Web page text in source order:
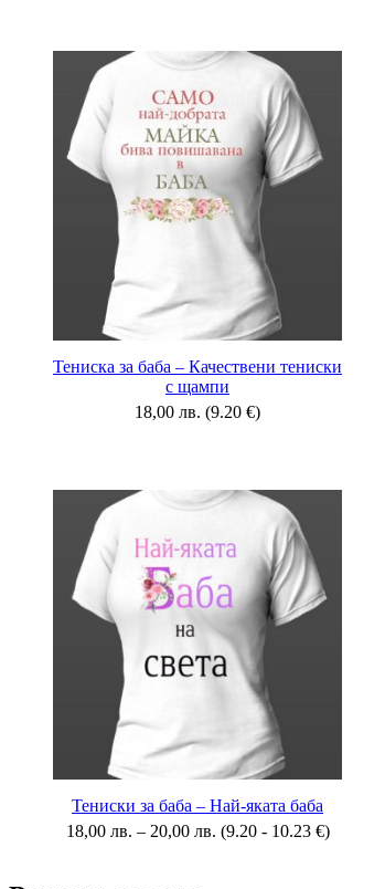
Тениска за баба – Качествени тениски
с щампи
18,00 лв. (9.20 €)
Тениски за баба – Най-яката баба
18,00 лв. – 20,00 лв. (9.20 - 10.23 €)